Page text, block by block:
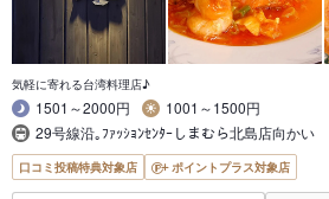
気軽に寄れる台湾料理店♪
1501～2000円
1001～1500円
29号線沿｡ﾌｧｯｼｮﾝｾﾝﾀｰしまむら北島店向かい
口コミ投稿特典対象店 ポイントプラス対象店